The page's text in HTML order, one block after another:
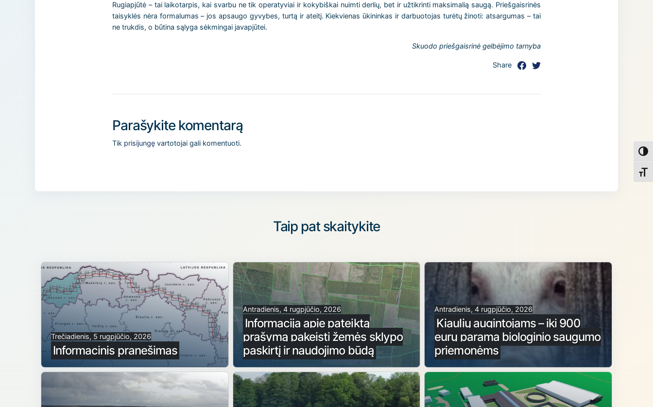
Rugiapjūtė – tai laikotarpis, kai svarbu ne tik operatyviai ir kokybiškai nuimti derlių, bet ir užtikrinti maksimalią saugą. Priešgaisrinės
taisyklės nėra formalumas – jos apsaugo gyvybes, turtą ir ateitį. Kiekvienas ūkininkas ir darbuotojas turėtų žinoti: atsargumas – tai
ne trukdis, o būtina sąlyga sėkmingai javapjūtei.
Skuodo priešgaisrinė gelbėjimo tarnyba
Share
Parašykite komentarą
Tik prisijungę vartotojai gali komentuoti.
Taip pat skaitykite
Trečiadienis, 5 rugpjūčio, 2026
Informacinis pranešimas
Antradienis, 4 rugpjūčio, 2026
Informacija apie pateiktą
prašymą pakeisti žemės sklypo
paskirtį ir naudojimo būdą
Antradienis, 4 rugpjūčio, 2026
Kiaulių augintojams – iki 900
eurų parama biologinio saugumo
priemonėms